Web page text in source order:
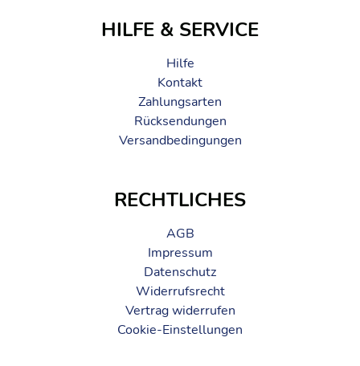
HILFE & SERVICE
Hilfe
Kontakt
Zahlungsarten
Rücksendungen
Versandbedingungen
RECHTLICHES
AGB
Impressum
Datenschutz
Widerrufsrecht
Vertrag widerrufen
Cookie-Einstellungen